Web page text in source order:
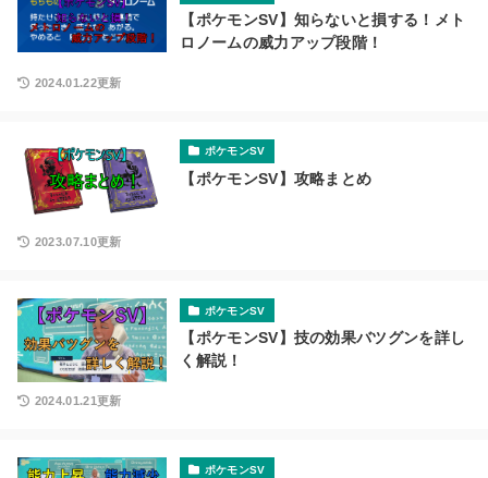
【ポケモンSV】知らないと損する！メト
ロノームの威力アップ段階！
2024.01.22更新
ポケモンSV
【ポケモンSV】攻略まとめ
2023.07.10更新
ポケモンSV
【ポケモンSV】技の効果バツグンを詳し
く解説！
2024.01.21更新
ポケモンSV